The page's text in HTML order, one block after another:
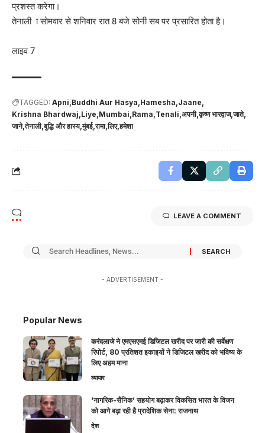
प्रशस्त करेगा।
तेनाली ा सोमवार से शनिवार रात 8 बजे सोनी सब पर प्रसारित होता है।
लाइव 7
TAGGED: Apni Buddhi Aur Hasya Hamesha Jaane
Krishna Bhardwaj Liye Mumbai Rama Tenali अपनी कृष्ण भारद्वाज जाते
जाने तेनाली बुद्धि और हास्य मुंबई रामा लिए हमेशा
LEAVE A COMMENT
- ADVERTISEMENT -
Popular News
करंदलाजे ने एमएसएमई डिजिटल खरीद पर जारी की सर्वेक्षण
रिपोर्ट, 80 प्रतिशत इकाइयों ने डिजिटल खरीद को भविष्य के
लिए अहम माना
व्यापार
‘नागरिक-सैनिक’ सहयोग बढ़ाकर विकसित भारत के विजन
को आगे बढ़ा रही है प्रादेशिक सेना: राजनाथ
देश